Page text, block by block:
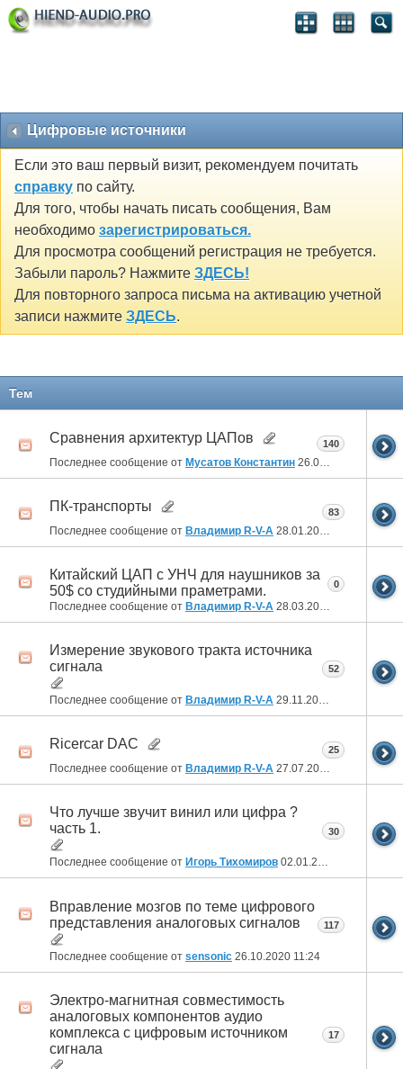
Цифровые источники
Если это ваш первый визит, рекомендуем почитать
справку по сайту.
Для того, чтобы начать писать сообщения, Вам
необходимо зарегистрироваться.
Для просмотра сообщений регистрация не требуется.
Забыли пароль? Нажмите ЗДЕСЬ!
Для повторного запроса письма на активацию учетной
записи нажмите ЗДЕСЬ.
Тем
Сравнения архитектур ЦАПов
Последнее сообщение от Мусатов Константин 26.06.2026 09:20
140
ПК-транспорты
Последнее сообщение от Владимир R-V-A 28.01.2026
83
Китайский ЦАП с УНЧ для наушников за
50$ со студийными праметрами.
Последнее сообщение от Владимир R-V-A 28.03.2024
0
Измерение звукового тракта источника
сигнала
Последнее сообщение от Владимир R-V-A 29.11.2023
52
Ricercar DAC
Последнее сообщение от Владимир R-V-A 27.07.2021
25
Что лучше звучит винил или цифра ?
часть 1.
Последнее сообщение от Игорь Тихомиров 02.01.2021
30
Вправление мозгов по теме цифрового
представления аналоговых сигналов
Последнее сообщение от sensonic 26.10.2020 11:24
117
Электро-магнитная совместимость
аналоговых компонентов аудио
комплекса с цифровым источником
сигнала
17